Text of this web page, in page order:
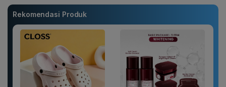
Rekomendasi Produk